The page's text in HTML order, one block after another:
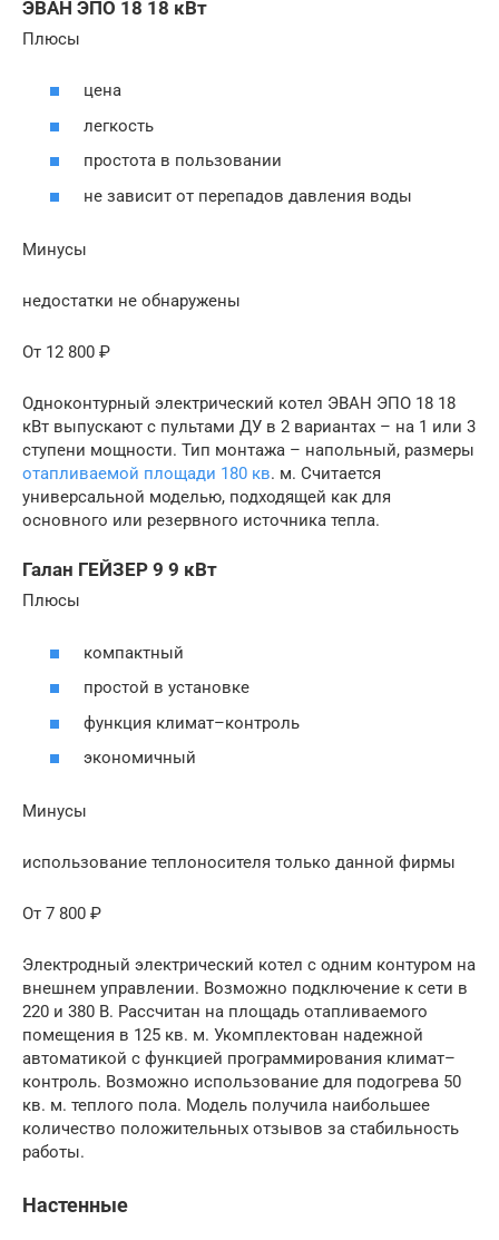
ЭВАН ЭПО 18 18 кВт
Плюсы
цена
легкость
простота в пользовании
не зависит от перепадов давления воды
Минусы
недостатки не обнаружены
От 12 800 ₽
Одноконтурный электрический котел ЭВАН ЭПО 18 18
кВт выпускают с пультами ДУ в 2 вариантах – на 1 или 3
ступени мощности. Тип монтажа – напольный, размеры
отапливаемой площади 180 кв. м. Считается
универсальной моделью, подходящей как для
основного или резервного источника тепла.
Галан ГЕЙЗЕР 9 9 кВт
Плюсы
компактный
простой в установке
функция климат–контроль
экономичный
Минусы
использование теплоносителя только данной фирмы
От 7 800 ₽
Электродный электрический котел с одним контуром на
внешнем управлении. Возможно подключение к сети в
220 и 380 В. Рассчитан на площадь отапливаемого
помещения в 125 кв. м. Укомплектован надежной
автоматикой с функцией программирования климат–
контроль. Возможно использование для подогрева 50
кв. м. теплого пола. Модель получила наибольшее
количество положительных отзывов за стабильность
работы.
Настенные